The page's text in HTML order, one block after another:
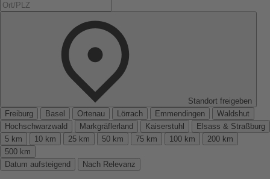
Standort freigeben
Freiburg
Basel Ortenau Lörrach Emmendingen
Waldshut
Hochschwarzwald
Markgräflerland Kaiserstuhl
Elsass & Straßburg
5 km
10 km 25 km 50 km 75 km 100 km
200 km
500 km
Datum aufsteigend
Nach Relevanz